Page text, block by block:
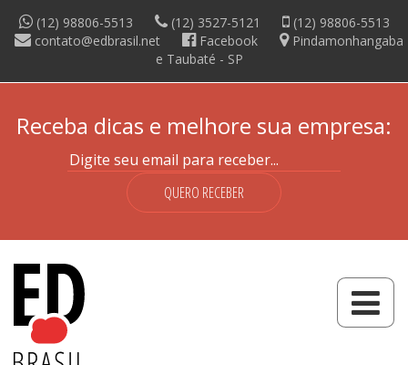
(12) 98806-5513 (12) 3527-5121
(12) 98806-5513
contato@edbrasil.net
Facebook
Pindamonhangaba
e Taubaté - SP
Receba dicas e melhore sua empresa:
QUERO RECEBER